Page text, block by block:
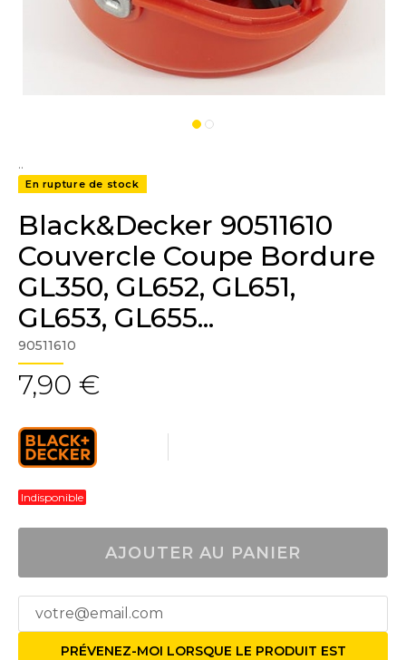
..
En rupture de stock
Black&Decker 90511610
Couvercle Coupe Bordure
GL350, GL652, GL651,
GL653, GL655...
90511610
7,90 €
Indisponible
AJOUTER AU PANIER
PRÉVENEZ-MOI LORSQUE LE PRODUIT EST